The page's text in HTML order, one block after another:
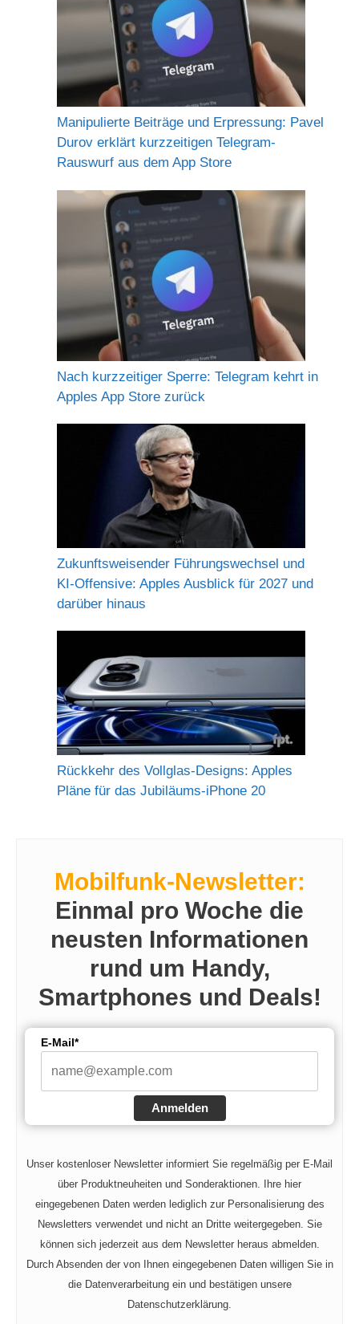
Manipulierte Beiträge und Erpressung: Pavel
Durov erklärt kurzzeitigen Telegram-
Rauswurf aus dem App Store
Nach kurzzeitiger Sperre: Telegram kehrt in
Apples App Store zurück
Zukunftsweisender Führungswechsel und
KI-Offensive: Apples Ausblick für 2027 und
darüber hinaus
Rückkehr des Vollglas-Designs: Apples
Pläne für das Jubiläums-iPhone 20
Mobilfunk-Newsletter:
Einmal pro Woche die
neusten Informationen
rund um Handy,
Smartphones und Deals!
E-Mail*
Anmelden
Unser kostenloser Newsletter informiert Sie regelmäßig per E-Mail
über Produktneuheiten und Sonderaktionen. Ihre hier
eingegebenen Daten werden lediglich zur Personalisierung des
Newsletters verwendet und nicht an Dritte weitergegeben. Sie
können sich jederzeit aus dem Newsletter heraus abmelden.
Durch Absenden der von Ihnen eingegebenen Daten willigen Sie in
die Datenverarbeitung ein und bestätigen unsere
Datenschutzerklärung.